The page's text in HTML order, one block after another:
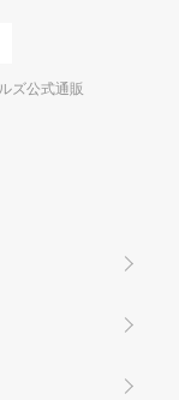
ズ公式通販